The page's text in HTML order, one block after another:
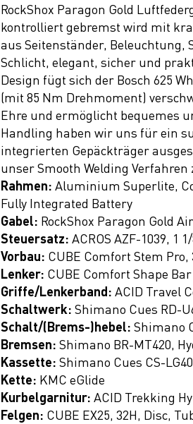
RockShox Paragon Gold
kontrolliert gebremst wird mit
aus Seitenständer,
Schlicht, elegant, sicher und
Design fügt sich der Bosch 625
(mit 85 Nm Drehmoment)
Ehre und ermöglicht bequemes
Handling haben wir uns für ein
integrierten Gepäckträger
unser Smooth Welding
Rahmen:Aluminium Superlite,
Fully Integrated Battery
Gabel: RockShox Paragon Gold
Steuersatz:ACROS AZF-1039, 1
Vorbau: CUBE Comfort Stem
Lenker: CUBE Comfort Shape Bar
Griffe/Lenkerband:ACID Travel
Schaltwerk:Shimano Cues RD-
Schalt/(Brems-)hebel:Shimano
Bremsen:Shimano BR-MT420,
Kassette:Shimano Cues CS-
Kette: KMC eGlide
Kurbelgarnitur:ACID Trekking
Felgen: CUBE EX25, 32H, Disc,